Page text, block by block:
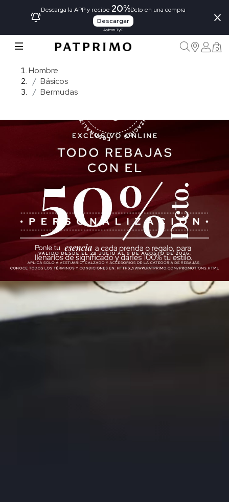
Descarga la APP y recibe 20%Dcto en una compra
Descargar
Aplican TyC
×
0
Hombre
Básicos
Bermudas